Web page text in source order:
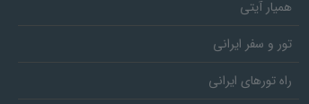
همیار آیتی
تور و سفر ایرانی
راه تورهای ایرانی